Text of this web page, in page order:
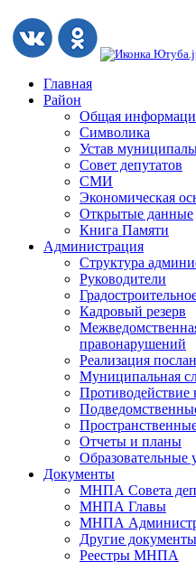
Главная
Район
Общая
Символика
Устав
Совет депутатов
СМИ
Экономическая
Открытые данные
Книга Памяти
Администрация
Структура
Руководители
Кадровый резерв
правонарушений
Реализация
Муниципальная
Противодействие
Отчеты и планы
Образовательные
Документы
МНПА Совета
МНПА Главы
МНПА
Другие документы
Реестры МНПА